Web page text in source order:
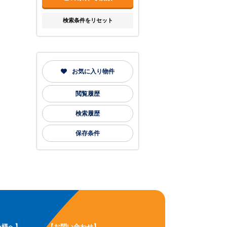
検索条件をリセット
お気に入り物件
閲覧履歴
検索履歴
保存条件